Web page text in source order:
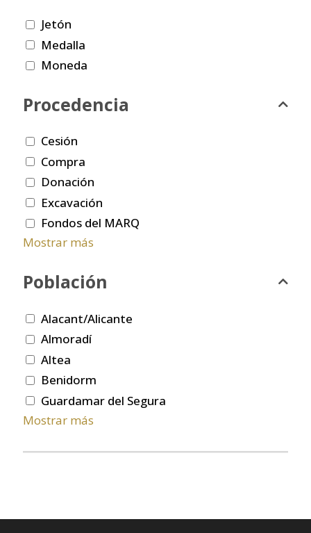
Jetón
Medalla
Moneda
Procedencia
Cesión
Compra
Donación
Excavación
Fondos del MARQ
Mostrar más
Población
Alacant/Alicante
Almoradí
Altea
Benidorm
Guardamar del Segura
Mostrar más